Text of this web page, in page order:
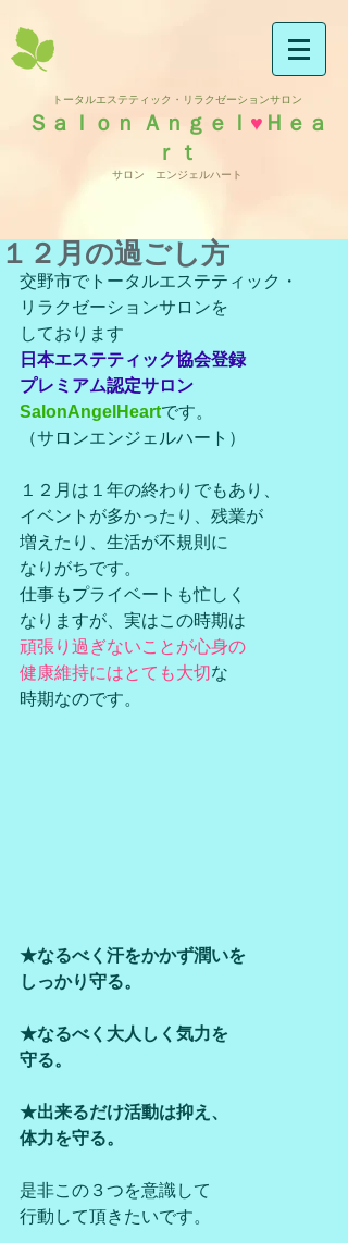
トータルエステティック・リラクゼーションサロン
Ｓａｌｏｎ Ａｎｇｅｌ ♥ Ｈｅａ
ｒｔ
サロン エンジェルハート
１２月の過ごし方
交野市でトータルエステティック・
リラクゼーションサロンを
しております
日本エステティック協会登録
プレミアム認定サロン
SalonAngelHeartです。
（サロンエンジェルハート）
１２月は１年の終わりでもあり、
イベントが多かったり、残業が
増えたり、生活が不規則に
なりがちです。
仕事もプライベートも忙しく
なりますが、実はこの時期は
頑張り過ぎないことが心身の
健康維持にはとても大切な
時期なのです。
★なるべく汗をかかず潤いを
しっかり守る。
★なるべく大人しく気力を
守る。
★出来るだけ活動は抑え、
体力を守る。
是非この３つを意識して
行動して頂きたいです。